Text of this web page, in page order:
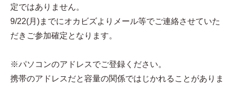
定ではありません。
9/22(月)までにオカビズよりメール等でご連絡させていた
だきご参加確定となります。
※パソコンのアドレスでご登録ください。
携帯のアドレスだと容量の関係ではじかれることがありま